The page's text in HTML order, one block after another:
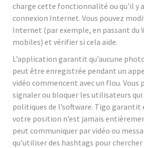
charge cette fonctionnalité ou qu'il y
connexion Internet. Vous pouvez
Internet (par exemple, en passant du
mobiles) et vérifier si cela aide.
L’application garantit qu’aucune
peut être enregistrée pendant un
vidéo commencent avec un flou. Vous
signaler ou bloquer les utilisateurs
politiques de l’software. Tigo garantit
votre position n’est jamais
peut communiquer par vidéo ou
qu’utiliser des hashtags pour